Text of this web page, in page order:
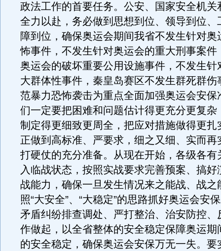
政法工作的首要任务。公安、国家安全机关
全力以赴，务必做到思想到位、领导到位、
障到位，确保奥运会期间我省不发生针对奥
怖事件，不发生针对奥运会的重大刑事案件
奥运会的破坏重要公用设施事件，不发生针
大群体性事件，秦皇岛赛区不发生群死群伤
范暴力恐怖袭击为重点全面加强奥运会安保
们一定要把困难和问题估计得更充分更复杂
制定得更细致更周全，把应对措施做得更扎
正做到高标准、严要求，细之又细、实而再
打硬仗的充分准备。从现在开始，各级各有
入临战状态，按照实战要求完善预案、搞好
战能力，确保一旦发生情况来之能战、战之
照“大安全”、“大稳定”的思路抓好奥运会安
矛盾纠纷排查调处、严打整治、治安防控、
作做起，以全省整体的安全稳定保障奥运期
的安全稳定，确保奥运会安保万无一失。要